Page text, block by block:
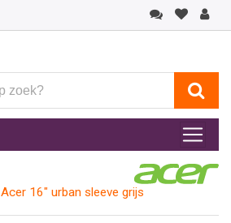
Acer 16" urban sleeve grijs